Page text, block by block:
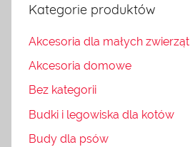
Kategorie produktów
Akcesoria dla małych zwierząt
Akcesoria domowe
Bez kategorii
Budki i legowiska dla kotów
Budy dla psów